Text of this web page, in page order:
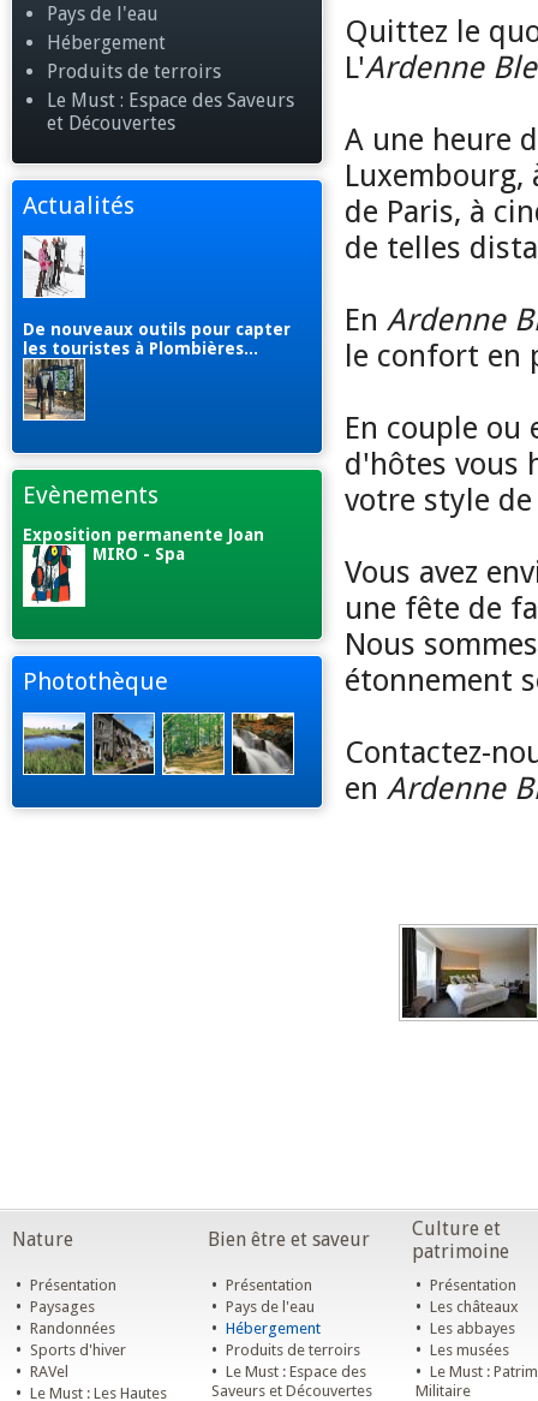
Pays de l'eau
Hébergement
Produits de terroirs
Le Must : Espace des Saveurs
et Découvertes
Actualités
De nouveaux outils pour capter
les touristes à Plombières...
Evènements
Exposition permanente Joan
MIRO - Spa
Photothèque
Quittez le
L'Ardenne
A une heure
Luxembourg,
de Paris, à
de telles
En Ardenne
le confort en
En couple ou
d'hôtes vous
votre style de
Vous avez
une fête de
Nous
étonnement
Contactez-
en Ardenne
Nature Bien être et saveur
Culture et
patrimoine
• Présentation
• Paysages
• Randonnées
• Sports d'hiver
• RAVel
• Le Must : Les Hautes
• Présentation
• Pays de l'eau
• Hébergement
• Produits de terroirs
• Le Must : Espace des
Saveurs et Découvertes
• Présentation
• Les châteaux
• Les abbayes
• Les musées
• Le Must :
Militaire